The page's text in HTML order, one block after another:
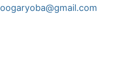
oogaryoba@gmail.com